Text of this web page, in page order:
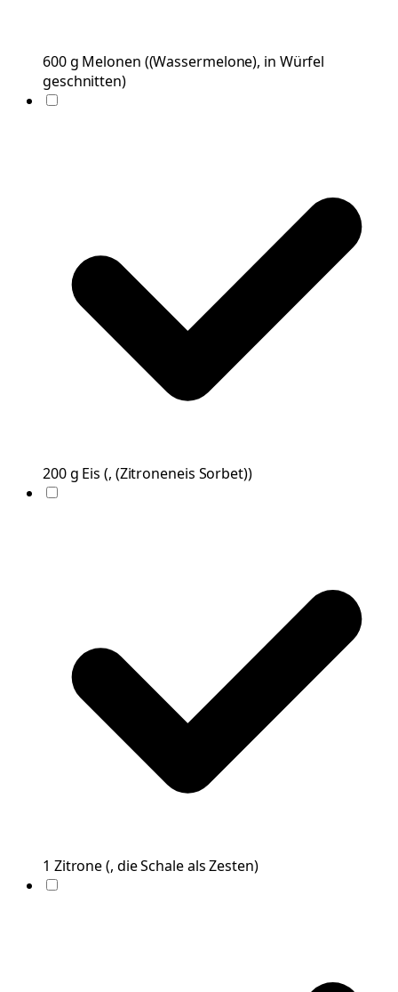
600g Melonen ((Wassermelone), in Würfel
geschnitten)
200g Eis (, (Zitroneneis Sorbet))
1 Zitrone(, die Schale als Zesten)